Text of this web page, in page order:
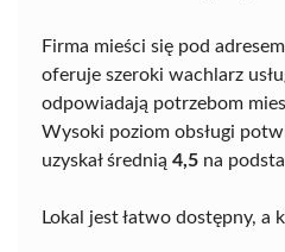
Firma mieści się pod adresem
oferuje szeroki wachlarz
odpowiadają potrzebom
Wysoki poziom obsługi
uzyskał średnią 4,5 na
Lokal jest łatwo dostępny, a